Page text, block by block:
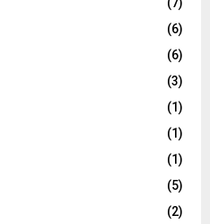
(6)
(6)
(3)
(1)
(1)
(1)
(5)
(2)